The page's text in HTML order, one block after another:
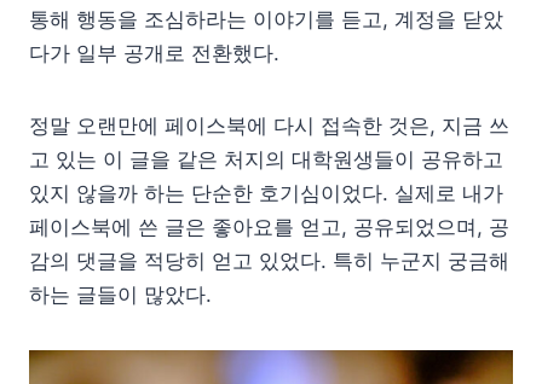
통해 행동을 조심하라는 이야기를 듣고, 계정을 닫았
다가 일부 공개로 전환했다.
정말 오랜만에 페이스북에 다시 접속한 것은, 지금 쓰
고 있는 이 글을 같은 처지의 대학원생들이 공유하고
있지 않을까 하는 단순한 호기심이었다. 실제로 내가
페이스북에 쓴 글은 좋아요를 얻고, 공유되었으며, 공
감의 댓글을 적당히 얻고 있었다. 특히 누군지 궁금해
하는 글들이 많았다.